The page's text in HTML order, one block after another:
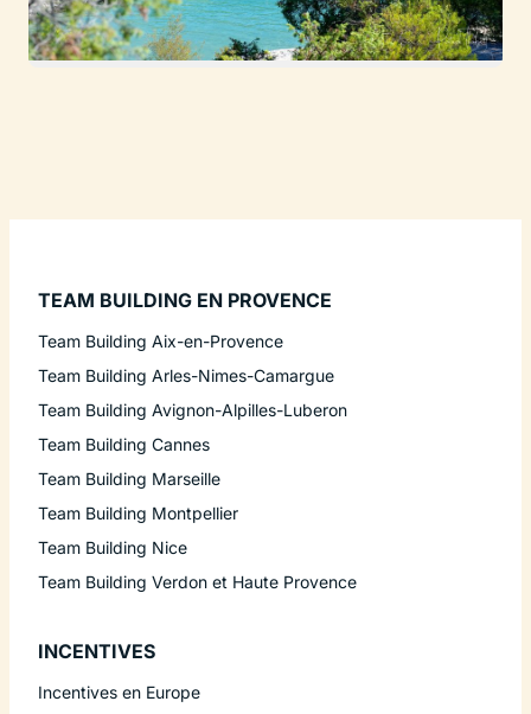
TEAM BUILDING EN PROVENCE
Team Building Aix-en-Provence
Team Building Arles-Nimes-Camargue
Team Building Avignon-Alpilles-Luberon
Team Building Cannes
Team Building Marseille
Team Building Montpellier
Team Building Nice
Team Building Verdon et Haute Provence
INCENTIVES
Incentives en Europe